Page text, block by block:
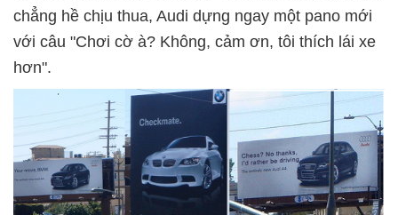
chẳng hề chịu thua, Audi dựng ngay một pano mới
với câu "Chơi cờ à? Không, cảm ơn, tôi thích lái xe
hơn".